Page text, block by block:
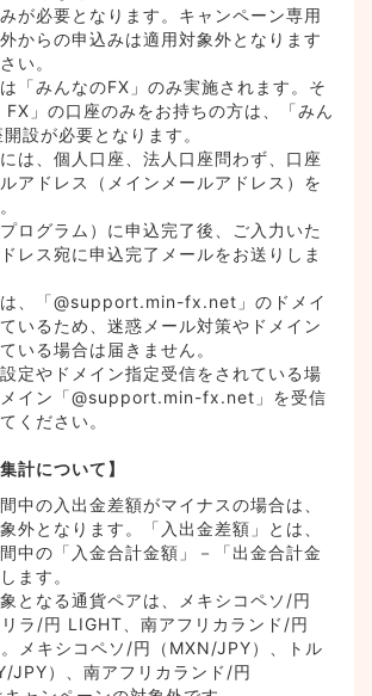
が必要となります。キャンペーン専用
からの申込みは適用対象外となります
い。
「みんなのFX」のみ実施されます。そ
」の口座のみをお持ちの方は、「みん
設が必要となります。
は、個人口座、法人口座問わず、口座
アドレス（メインメールアドレス）を
ログラム）に申込完了後、ご入力いた
レス宛に申込完了メールをお送りしま
、「@support.min-fx.net」のドメイ
いるため、迷惑メール対策やドメイン
いる場合は届きません。⁠
定やドメイン指定受信をされている場
メイン「@support.min-fx.net」を受信
ください。
計について】
中の入出金差額がマイナスの場合は、
外となります。「入出金差額」とは、
中の「入金合計金額」－「出金合計金
ます。⁠
となる通貨ペアは、メキシコペソ/円
ラ/円 LIGHT、南アフリカランド/円
メキシコペソ/円（MXN/JPY）、トル
JPY）、南アフリカランド/円